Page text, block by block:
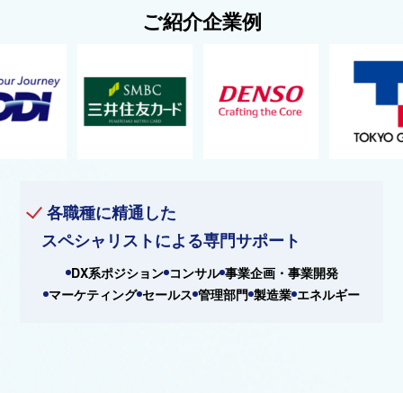
ご紹介企業例
各職種に精通した
スペシャリストによる専門サポート
DX系ポジション コンサル 事業企画・事業開発
マーケティング セールス 管理部門 製造業 エネルギー